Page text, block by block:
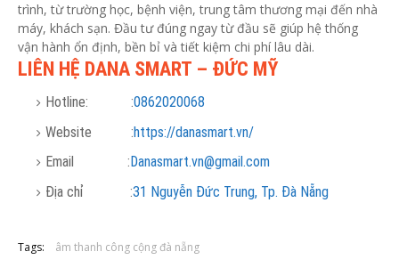
trình, từ trường học, bệnh viện, trung tâm thương mại đến nhà
máy, khách sạn. Đầu tư đúng ngay từ đầu sẽ giúp hệ thống
vận hành ổn định, bền bỉ và tiết kiệm chi phí lâu dài.
LIÊN HỆ DANA SMART – ĐỨC MỸ
Hotline: :0862020068
Website :https://danasmart.vn/
Email : Danasmart.vn@gmail.com
Địa chỉ :31 Nguyễn Đức Trung, Tp. Đà Nẵng
Tags: âm thanh công cộng đà nẵng